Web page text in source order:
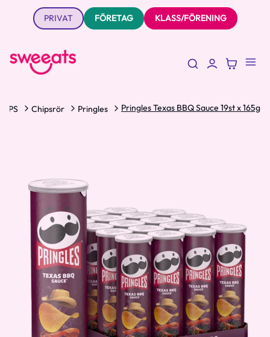
PRIVAT FÖRETAG KLASS/FÖRENING
Chipsrör Pringles Pringles Texas BBQ Sauce 19st x 165g